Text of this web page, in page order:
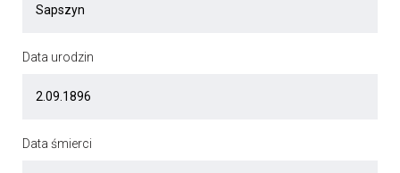
Data urodzin
Data śmierci